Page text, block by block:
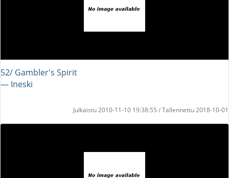
52/ Gambler's Spirit
― Ineski
Julkaistu 2010-11-10 19:38:55 / Tallennettu 2018-10-01